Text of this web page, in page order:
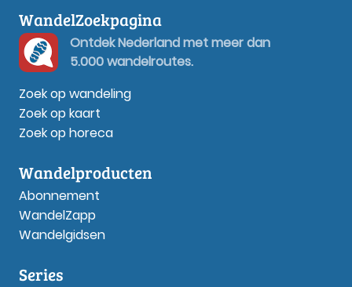
WandelZoekpagina
Ontdek Nederland met meer dan
5.000 wandelroutes.
Zoek op wandeling
Zoek op kaart
Zoek op horeca
Wandelproducten
Abonnement
WandelZapp
Wandelgidsen
Series